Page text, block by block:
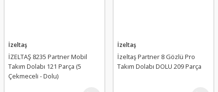
İzeltaş
İZELTAŞ 8235 Partner Mobil
Takım Dolabı 121 Parça (5
Çekmeceli - Dolu)
İzeltaş
İzeltaş Partner 8 Gözlü Pro
Takım Dolabı DOLU 209 Parça